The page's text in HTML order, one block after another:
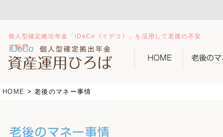
個人型確定拠出年金「iDeCo《イデコ》」を活用して老後の不安
を解消
HOME 老後のマネー事情